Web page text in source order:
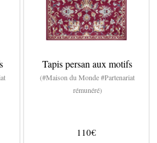
Tapis persan aux motifs
(#Maison du Monde #Partenariat
rémunéré)
110€